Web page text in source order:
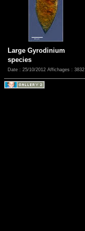
Large Gyrodinium
species
Date : 25/10/2012 Affichages : 3832